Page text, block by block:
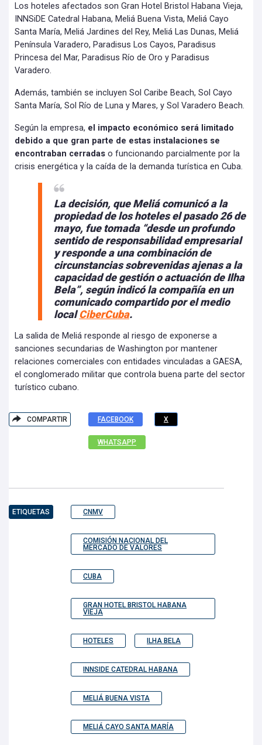
Los hoteles afectados son Gran Hotel Bristol Habana Vieja,
INNSiDE Catedral Habana, Meliá Buena Vista, Meliá Cayo
Santa María, Meliá Jardines del Rey, Meliá Las Dunas, Meliá
Península Varadero, Paradisus Los Cayos, Paradisus
Princesa del Mar, Paradisus Río de Oro y Paradisus
Varadero.
Además, también se incluyen Sol Caribe Beach, Sol Cayo
Santa María, Sol Río de Luna y Mares, y Sol Varadero Beach.
Según la empresa, el impacto económico será limitado
debido a que gran parte de estas instalaciones se
encontraban cerradas o funcionando parcialmente por la
crisis energética y la caída de la demanda turística en Cuba.
La decisión, que Meliá comunicó a la
propiedad de los hoteles el pasado 26 de
mayo, fue tomada “desde un profundo
sentido de responsabilidad empresarial
y responde a una combinación de
circunstancias sobrevenidas ajenas a la
capacidad de gestión o actuación de Ilha
Bela”, según indicó la compañía en un
comunicado compartido por el medio
localCiberCuba.
La salida de Meliá responde al riesgo de exponerse a
sanciones secundarias de Washington por mantener
relaciones comerciales con entidades vinculadas a GAESA,
el conglomerado militar que controla buena parte del sector
turístico cubano.
COMPARTIR FACEBOOK X
WHATSAPP
ETIQUETAS CNMV
COMISIÓN NACIONAL DEL
MERCADO DE VALORES
CUBA
GRAN HOTEL BRISTOL HABANA
VIEJA
HOTELES ILHA BELA
INNSIDE CATEDRAL HABANA
MELIÁ BUENA VISTA
MELIÁ CAYO SANTA MARÍA